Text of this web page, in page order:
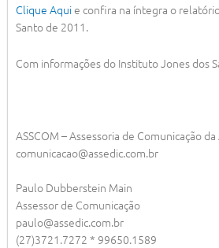
Clique Aquie confira na íntegra o
Santo de 2011.
Com informações do Instituto Jones dos
ASSCOM – Assessoria de Comunicação
comunicacao@assedic.com.br
Paulo Dubberstein Main
Assessor de Comunicação
paulo@assedic.com.br
(27)3721.7272 * 99650.1589